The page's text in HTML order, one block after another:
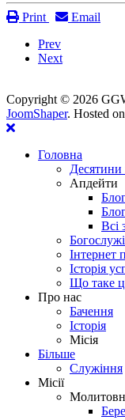
Print
Email
Prev
Next
Copyright © 2026
JoomShaper. Hosted on
Головна
Десятини
Апдейти
Всі
Інтернет
Історія
Що таке
Про нас
Бачення
Історія
Місія
Більше
Служіння
Місії